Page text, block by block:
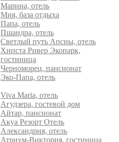
Марина, отель
Мия, база отдыха
Папа, отель
Пшандра, отель
Светлый путь Апсны, отель
Хипста Ривер Экопарк,
гостиница
Черноморец, пансионат
Эко-Папа, отель
Viva Maria, отель
Агудзера, гостевой дом
Айтар, пансионат
Акуа Резорт Отель
Александрия, отель
Атриум-Виктория, гостиница